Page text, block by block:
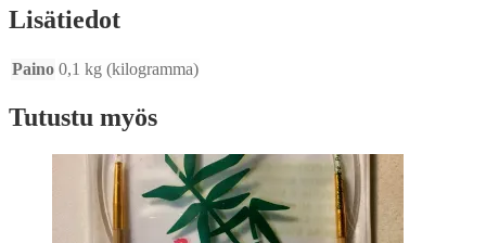
Lisätiedot
Paino 0,1 kg (kilogramma)
Tutustu myös